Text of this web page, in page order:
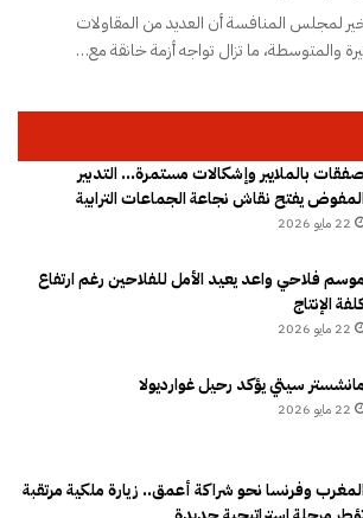
لمجلس المنافسة أن العديد من المقاولات
والمتوسطة، ما تزال تواجه أزمة خانقة مع…
صفقات بالملايير وإشكالات مستمرة… التدبير
يفتح نقاش نجاعة الجماعات الترابية
22 مايو 2026
موسم فلاحي واعد يعيد الأمل للفلاحين رغم ارتفاع
الإنتاج
22 مايو 2026
مانشستر سيتي يؤكد رحيل غوارديولا
22 مايو 2026
وفرنسا نحو شراكة أعمق.. زيارة ملكية مرتقبة